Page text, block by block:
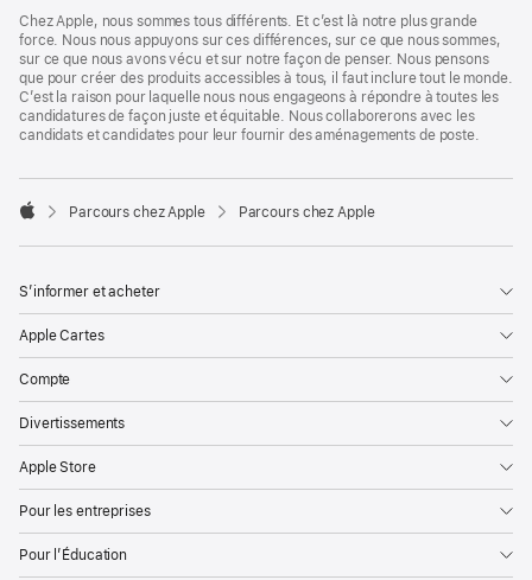
Footer
Chez Apple, nous sommes tous différents. Et c’est là notre plus grande
force. Nous nous appuyons sur ces différences, sur ce que nous sommes,
sur ce que nous avons vécu et sur notre façon de penser. Nous pensons
que pour créer des produits accessibles à tous, il faut inclure tout le monde.
C’est la raison pour laquelle nous nous engageons à répondre à toutes les
candidatures de façon juste et équitable. Nous collaborerons avec les
candidats et candidates pour leur fournir des aménagements de poste.

Parcours chez Apple Parcours chez Apple
S’informer et acheter
Apple Cartes
Compte
Divertissements
Apple Store
Pour les entreprises
Pour l’Éducation